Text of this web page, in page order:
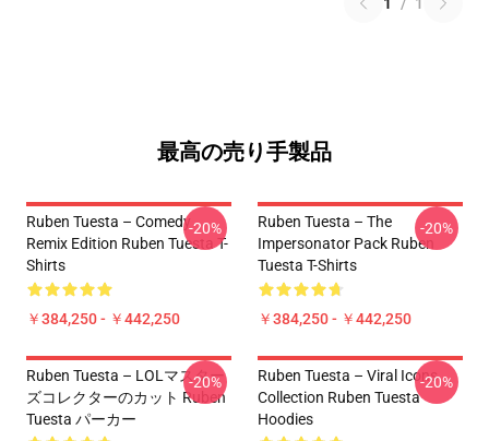
最高の売り手製品
Ruben Tuesta – Comedy
Remix Edition Ruben Tuesta T-
Shirts
￥384,250 - ￥442,250
-20%
Ruben Tuesta – The
Impersonator Pack Ruben
Tuesta T-Shirts
￥384,250 - ￥442,250
-20%
Ruben Tuesta – LOLマスター
ズコレクターのカット Ruben
Tuesta パーカー
-20%
Ruben Tuesta – Viral Icons
Collection Ruben Tuesta
Hoodies
-20%